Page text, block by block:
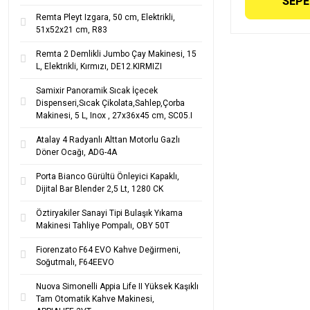
Remta Pleyt Izgara, 50 cm, Elektrikli,
51x52x21 cm, R83
Remta 2 Demlikli Jumbo Çay Makinesi, 15
L, Elektrikli, Kırmızı, DE12.KIRMIZI
Samixir Panoramik Sıcak İçecek
Dispenseri,Sıcak Çikolata,Sahlep,Çorba
Makinesi, 5 L, Inox , 27x36x45 cm, SC05.I
Atalay 4 Radyanlı Alttan Motorlu Gazlı
Döner Ocağı, ADG-4A
Porta Bianco Gürültü Önleyici Kapaklı,
Dijital Bar Blender 2,5 Lt, 1280 CK
Öztiryakiler Sanayi Tipi Bulaşık Yıkama
Makinesi Tahliye Pompalı, OBY 50T
Fiorenzato F64 EVO Kahve Değirmeni,
Soğutmalı, F64EEVO
Nuova Simonelli Appia Life II Yüksek Kaşıklı
Tam Otomatik Kahve Makinesi,